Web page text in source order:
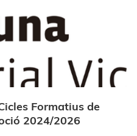
Formatius de
2024/2026